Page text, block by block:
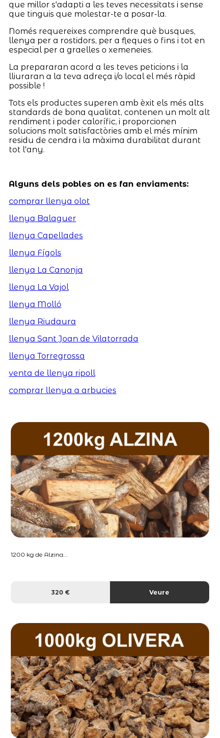
que millor s'adapti a les teves necessitats i sense
que tinguis que molestar-te a posar-la.
Només requereixes comprendre què busques,
llenya per a rostidors, per a fleques o fins i tot en
especial per a graelles o xemeneies.
La prepararan acord a les teves peticions i la
lliuraran a la teva adreça i/o local el més ràpid
possible !
Tots els productes superen amb èxit els més alts
standards de bona qualitat, contenen un molt alt
rendiment i poder calorífic, i proporcionen
solucions molt satisfactòries amb el més mínim
residu de cendra i la màxima durabilitat durant
tot l'any.
Alguns dels pobles on es fan enviaments:
comprar llenya olot
llenya Balaguer
llenya Capellades
llenya Fígols
llenya La Canonja
llenya La Vajol
llenya Molló
llenya Riudaura
llenya Sant Joan de Vilatorrada
llenya Torregrossa
venta de llenya ripoll
comprar llenya a arbucies
1200 kg de Alzina...
320 € Veure